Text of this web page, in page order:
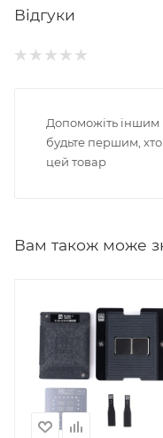
Відгуки
Допоможіть іншим
будьте першим,
цей товар
Вам також може